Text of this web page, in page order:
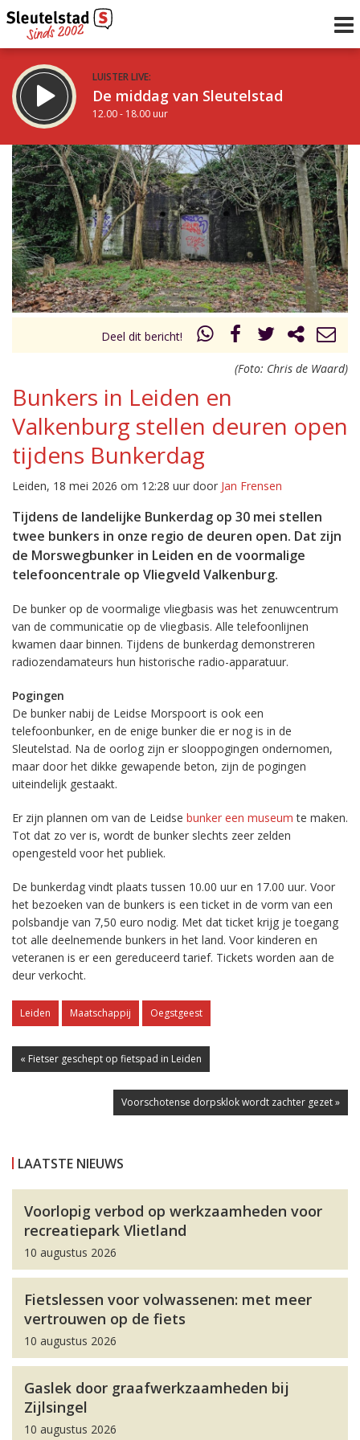
LUISTER LIVE:
De middag van Sleutelstad
12.00 - 18.00 uur
STRAKS:
De avond van Sleutelstad
18.00 - 21.00 uur
Vorig uur
uur 1 van 0 Volgend uur
Inklappen
Deel dit bericht!
(Foto: Chris de Waard)
Bunkers in Leiden en
Valkenburg stellen deuren open
tijdens Bunkerdag
Leiden, 18 mei 2026 om 12:28 uur door Jan Frensen
Tijdens de landelijke Bunkerdag op 30 mei stellen
twee bunkers in onze regio de deuren open. Dat zijn
de Morswegbunker in Leiden en de voormalige
telefooncentrale op Vliegveld Valkenburg.
De bunker op de voormalige vliegbasis was het zenuwcentrum
van de communicatie op de vliegbasis. Alle telefoonlijnen
kwamen daar binnen. Tijdens de bunkerdag demonstreren
radiozendamateurs hun historische radio-apparatuur.
Pogingen
De bunker nabij de Leidse Morspoort is ook een
telefoonbunker, en de enige bunker die er nog is in de
Sleutelstad. Na de oorlog zijn er slooppogingen ondernomen,
maar door het dikke gewapende beton, zijn de pogingen
uiteindelijk gestaakt.
Er zijn plannen om van de Leidse bunker een museum te maken.
Tot dat zo ver is, wordt de bunker slechts zeer zelden
opengesteld voor het publiek.
De bunkerdag vindt plaats tussen 10.00 uur en 17.00 uur. Voor
het bezoeken van de bunkers is een ticket in de vorm van een
polsbandje van 7,50 euro nodig. Met dat ticket krijg je toegang
tot alle deelnemende bunkers in het land. Voor kinderen en
veteranen is er een gereduceerd tarief. Tickets worden aan de
deur verkocht.
Leiden Maatschappij Oegstgeest
« Fietser geschept op fietspad in Leiden
Voorschotense dorpsklok wordt zachter gezet »
LAATSTE NIEUWS
Voorlopig verbod op werkzaamheden voor
recreatiepark Vlietland
10 augustus 2026
Fietslessen voor volwassenen: met meer
vertrouwen op de fiets
10 augustus 2026
Gaslek door graafwerkzaamheden bij
Zijlsingel
10 augustus 2026